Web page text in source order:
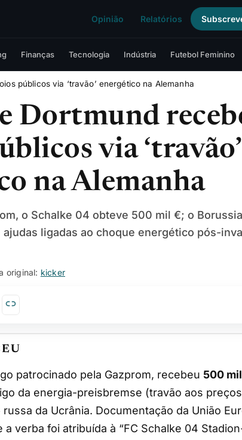
Opinião Relatórios
Finanças Tecnologia Indústria Futebol Feminino
públicos via ‘travão’ energético na Alemanha
Dortmund
via ‘travão’
na Alemanha
o Schalke 04 obteve 500 mil €; o
ligadas ao choque energético pós-
original: kicker
patrocinado pela Gazprom, recebeu 500
da energia-preisbremse (travão aos
da Ucrânia. Documentação da União
a verba foi atribuída à “FC Schalke 04